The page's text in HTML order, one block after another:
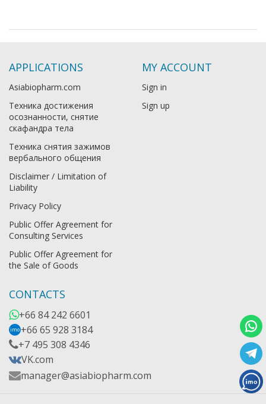
APPLICATIONS
Asiabiopharm.com
Техника достижения
осознанности, снятие
скафандра тела
Техника снятия зажимов
вербального общения
Disclaimer / Limitation of
Liability
Privacy Policy
Public Offer Agreement for
Consulting Services
Public Offer Agreement for
the Sale of Goods
MY ACCOUNT
Sign in
Sign up
CONTACTS
+66 84 242 6601
imo +66 65 928 3184
+7 495 308 4346
VK.com
manager@asiabiopharm.com